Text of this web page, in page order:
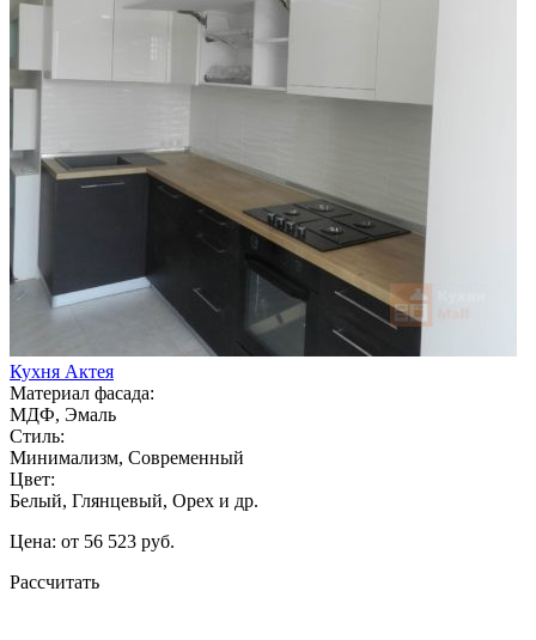
Кухня Актея
Материал фасада:
МДФ, Эмаль
Стиль:
Минимализм, Современный
Цвет:
Белый, Глянцевый, Орех и др.
Цена: от 56 523 руб.
Рассчитать